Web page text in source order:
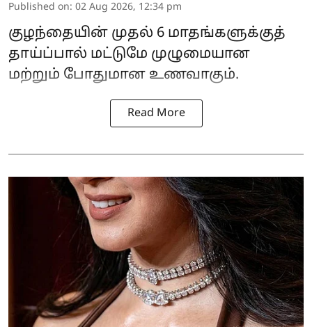
Published on: 02 Aug 2026, 12:34 pm
குழந்தையின் முதல் 6 மாதங்களுக்குத்
தாய்ப்பால் மட்டுமே முழுமையான
மற்றும் போதுமான உணவாகும்.
Read More